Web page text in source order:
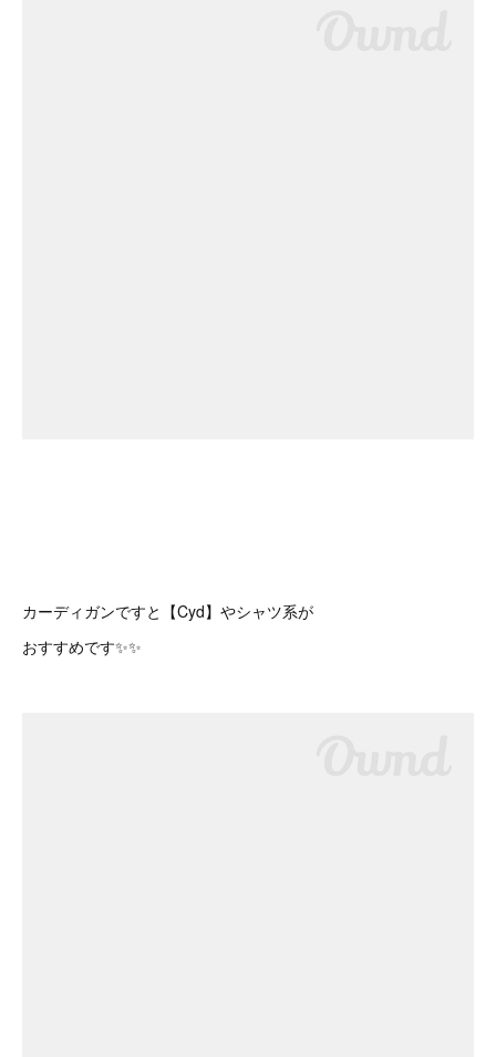
カーディガンですと【Cyd】やシャツ系が
おすすめです✨✨